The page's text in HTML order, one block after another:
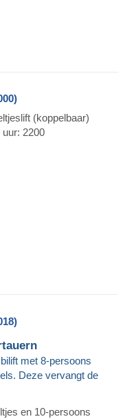
(koppelbaar)
uur: 2200
met 8-persoons
Deze vervangt de
en 10-persoons